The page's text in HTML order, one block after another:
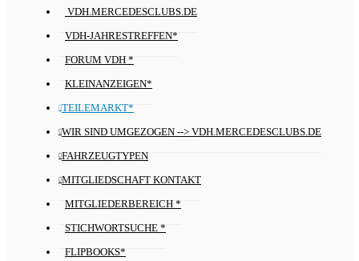
VDH.MERCEDESCLUBS.DE
VDH-JAHRESTREFFEN*
FORUM VDH *
KLEINANZEIGEN*
TEILEMARKT*
WIR SIND UMGEZOGEN --> VDH.MERCEDESCLUBS.DE
FAHRZEUGTYPEN
MITGLIEDSCHAFT KONTAKT
MITGLIEDERBEREICH *
STICHWORTSUCHE *
FLIPBOOKS*